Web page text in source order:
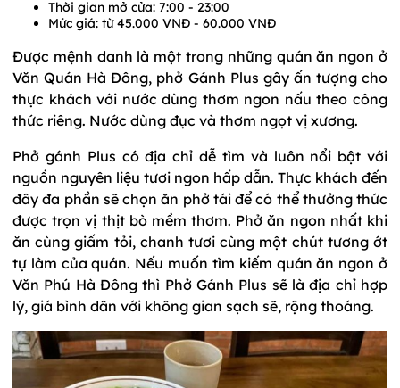
Thời gian mở cửa: 7:00 - 23:00
Mức giá: từ 45.000 VNĐ - 60.000 VNĐ
Được mệnh danh là một trong những quán ăn ngon ở
Văn Quán Hà Đông, phở Gánh Plus gây ấn tượng cho
thực khách với nước dùng thơm ngon nấu theo công
thức riêng. Nước dùng đục và thơm ngọt vị xương.
Phở gánh Plus có địa chỉ dễ tìm và luôn nổi bật với
nguồn nguyên liệu tươi ngon hấp dẫn. Thực khách đến
đây đa phần sẽ chọn ăn phở tái để có thể thưởng thức
được trọn vị thịt bò mềm thơm. Phở ăn ngon nhất khi
ăn cùng giấm tỏi, chanh tươi cùng một chút tương ớt
tự làm của quán. Nếu muốn tìm kiếm quán ăn ngon ở
Văn Phú Hà Đông thì Phở Gánh Plus sẽ là địa chỉ hợp
lý, giá bình dân với không gian sạch sẽ, rộng thoáng.